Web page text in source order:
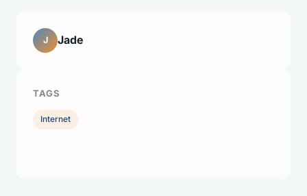
J Jade
TAGS
Internet